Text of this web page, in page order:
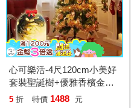
心可樂活-4尺120cm小美好
套裝聖誕樹+優雅香檳金木
質彩繪系飾品組+50燈LED
5 折 特價 1488 元